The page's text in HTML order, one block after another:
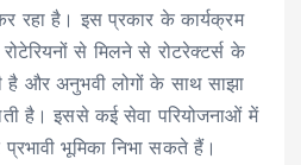
रहा है। इस प्रकार के कार्यक्रम
से मिलने से रोटरेक्टर्स के
है और अनुभवी लोगों के साथ साझा
है। इससे कई सेवा परियोजनाओं में
भूमिका निभा सकते हैं।